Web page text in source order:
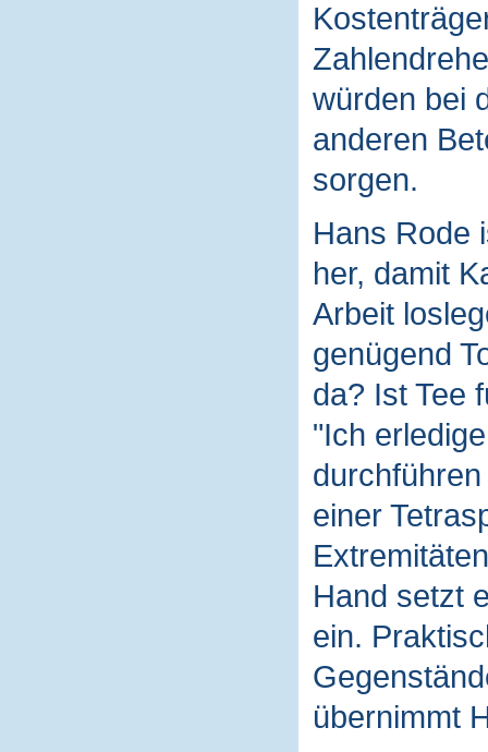
würden bei
anderen
sorgen.
Hans Rode
her, damit
Arbeit
genügend
da? Ist Tee
"Ich
einer
Hand setzt
ein.
übernimmt